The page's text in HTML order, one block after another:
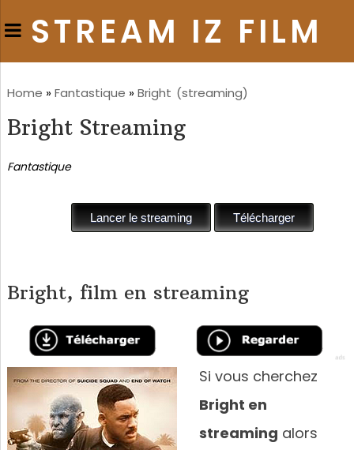
STREAM IZ FILM
Home »Fantastique »Bright (streaming)
Bright Streaming
Fantastique
Bright, film en streaming
Si vous cherchez
Bright en
streaming alors